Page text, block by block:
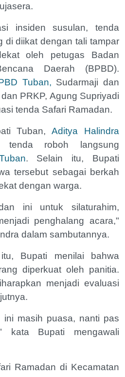
insiden susulan, tenda
di diikat dengan tali tampar
oleh petugas Badan
Daerah (BPBD).
Tuban, Sudarmaji dan
PRKP, Agung Supriyadi
tenda Safari Ramadan.
Tuban,Aditya Halindra
tenda roboh langsung
. Selain itu, Bupati
tersebut sebagai berkah
dengan warga.
ini untuk silaturahim,
penghalang acara,"
dalam sambutannya.
Bupati menilai bahwa
diperkuat oleh panitia.
menjadi evaluasi
ini masih puasa, nanti pas
kata Bupati mengawali
Ramadan di Kecamatan